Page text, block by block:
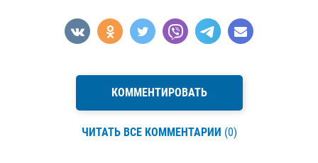
КОММЕНТИРОВАТЬ
ЧИТАТЬ ВСЕ КОММЕНТАРИИ (0)